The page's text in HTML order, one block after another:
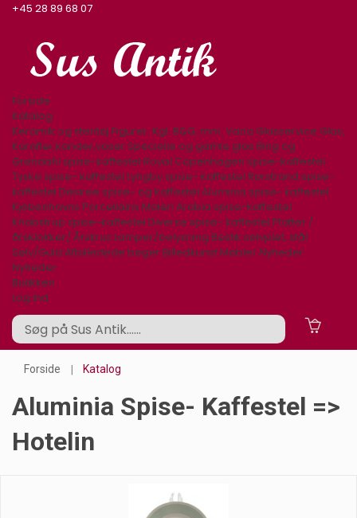
+45 28 89 68 07
Forside
Katalog
Keramik og stentøj Figurer. Kgl. B&G, mm. Varia Glasservice Glas,
Karafler,kander,vaser Specielle og gamle glas Bing og
Grøndahl spise-kaffestel Royal Copenhagen spise-kaffestel
Tyske spise- kaffestel Lyngby spise- kaffestel Rørstrand spise-
kaffestel Desiree spise- og kaffestel Aluminia spise- kaffestel
Kjøbenhavns Porcellains Maleri Arabia spise-kaffestel
Knabstrup spise-kaffestel Diverse spise- kaffestel Platter /
årsklokker/ Årskrus Lamper/belysning Bestik sølvplet, stål
Sølv/Guld Afbilledede bøger Billedkunst Møbler Nyheder
Nyheder
Butikken
Log ind
Forside Katalog
Aluminia Spise- Kaffestel =>
Hotelin